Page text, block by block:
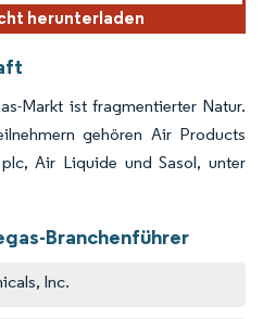
herunterladen
Markt ist fragmentierter Natur.
gehören Air Products
Air Liquide und Sasol, unter
Branchenführer
Inc.